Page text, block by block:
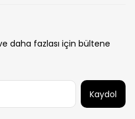
daha fazlası için bültene
Kaydol